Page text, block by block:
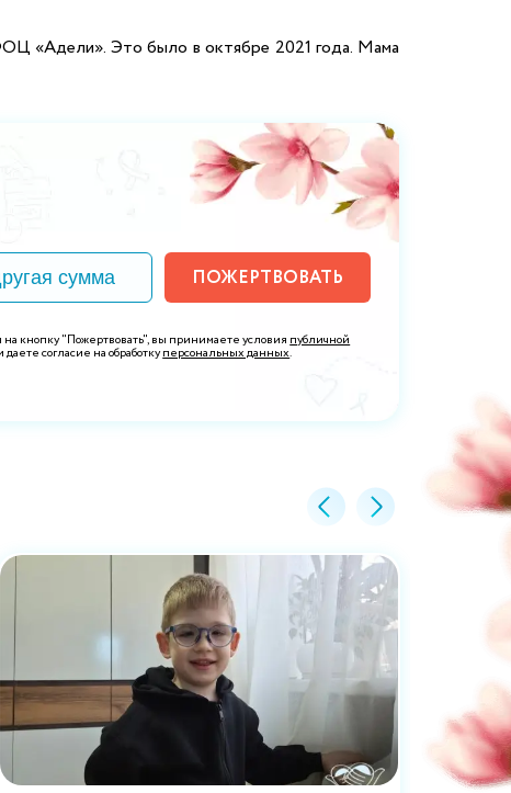
«Адели». Это было в октябре 2021 года. Мама
ПОЖЕРТВОВАТЬ
кнопку "Пожертвовать", вы принимаете условия публичной
даете согласие на обработкуперсональных данных.